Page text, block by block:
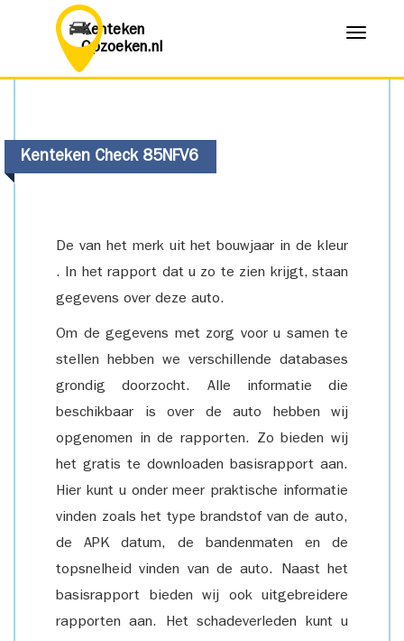
Kenteken
Opzoeken.nl
Menu
Kenteken Check 85NFV6
De van het merk uit het bouwjaar in de kleur
. In het rapport dat u zo te zien krijgt, staan
gegevens over deze auto.
Om de gegevens met zorg voor u samen te
stellen hebben we verschillende databases
grondig doorzocht. Alle informatie die
beschikbaar is over de auto hebben wij
opgenomen in de rapporten. Zo bieden wij
het gratis te downloaden basisrapport aan.
Hier kunt u onder meer praktische informatie
vinden zoals het type brandstof van de auto,
de APK datum, de bandenmaten en de
topsnelheid vinden van de auto. Naast het
basisrapport bieden wij ook uitgebreidere
rapporten aan. Het schadeverleden kunt u